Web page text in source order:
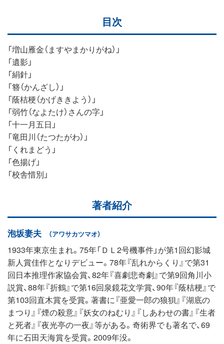
目次
「増山雁金（ますやまかりがね）」
「遺影」
「絹針」
「簪（かんざし）」
「蔭桔梗（かげききよう）」
「弱竹（なよたけ）さんの字」
「十一月五日」
「竜田川（たつたがわ）」
「くれまどう」
「色揚げ」
「校舎惜別」
著者紹介
泡坂妻夫 （アワサカツマオ）
1933年東京生まれ。75年「ＤＬ2号機事件」が第1回幻影城
新人賞佳作となりデビュー。78年『乱れからくり』で第31
回日本推理作家協会賞、82年『喜劇悲奇劇』で第9回角川小
説賞、88年『折鶴』で第16回泉鏡花文学賞、90年『蔭桔梗』で
第103回直木賞を受賞。著書に『亜愛一郎の狼狽』『湖底の
まつり』『煙の殺意』『妖女のねむり』『しあわせの書』『生者
と死者』『夜光亭の一夜』等がある。奇術界でも著名で、69
年に石田天海賞を受賞。2009年没。